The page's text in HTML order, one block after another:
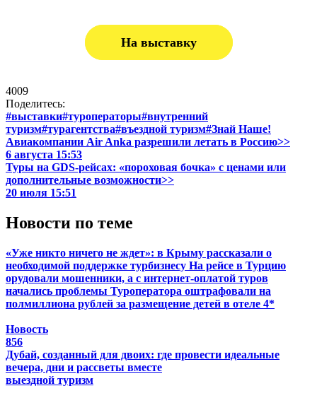
На выставку
4009
Поделитесь:
#выставки#туроператоры#внутренний
туризм#турагентства#въездной туризм#Знай Наше!
Авиакомпании Air Anka разрешили летать в Россию>>
6 августа 15:53
Туры на GDS-рейсах: «пороховая бочка» с ценами или
дополнительные возможности>>
20 июля 15:51
Новости по теме
«Уже никто ничего не ждет»: в Крыму рассказали о
необходимой поддержке турбизнесу На рейсе в Турцию
орудовали мошенники, а с интернет-оплатой туров
начались проблемы Туроператора оштрафовали на
полмиллиона рублей за размещение детей в отеле 4*
Новость
856
Дубай, созданный для двоих: где провести идеальные
вечера, дни и рассветы вместе
выездной туризм